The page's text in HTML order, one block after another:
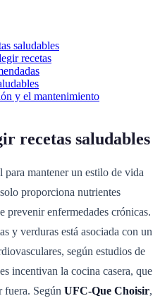
saludables
recetas
y el mantenimiento
recetas saludables
para mantener un estilo de vida
proporciona nutrientes
prevenir enfermedades crónicas.
y verduras está asociada con un
según estudios de
incentivan la cocina casera, que
fuera. Según UFC-Que Choisir,